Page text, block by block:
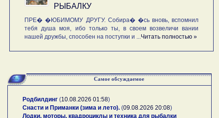
РЫБАЛКУ
ПРЕ� �ЮБИМОМУ ДРУГУ. Собира� �сь вновь, вспомнил
тебя душа моя, ибо только ты, в своем возвеличи вании
нашей дружбы, способен на поступки и ... Читать полностью »
Самое обсуждаемое
Родбилдинг (10.08.2026 01:58)
Снасти и Приманки (зима и лето). (09.08.2026 20:08)
Лодки, моторы, квадроциклы и техника для рыбалки